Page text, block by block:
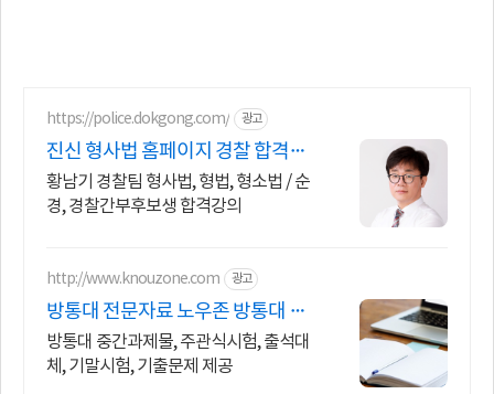
https://police.dokgong.com/ 광고
진신 형사법 홈페이지 경찰 합격률
최강!
황남기 경찰팀 형사법, 형법, 형소법 / 순
경, 경찰간부후보생 합격강의
http://www.knouzone.com 광고
방통대 전문자료 노우존 방통대 자
료포털 NO.1
방통대 중간과제물, 주관식시험, 출석대
체, 기말시험, 기출문제 제공